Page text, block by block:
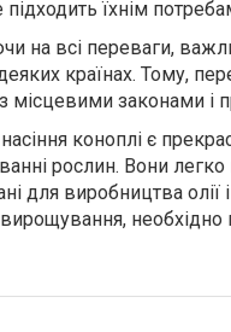
їхнім
на всі переваги,
країнах. Тому,
місцевими законами і
насіння коноплі є
рослин. Вони
для виробництва